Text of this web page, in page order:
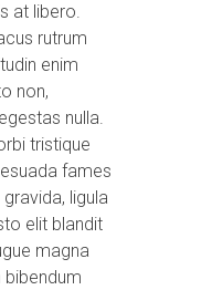
at libero.
rutrum
enim
non,
nulla.
tristique
fames
ligula
elit blandit
magna